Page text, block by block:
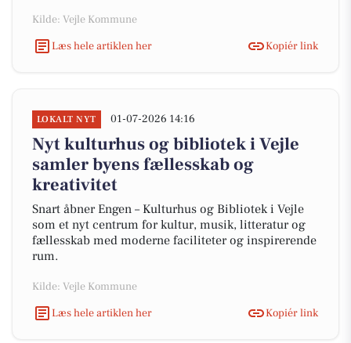
Kilde: Vejle Kommune
Læs hele artiklen her
Kopiér link
LOKALT NYT 01-07-2026 14:16
Nyt kulturhus og bibliotek i Vejle
samler byens fællesskab og
kreativitet
Snart åbner Engen – Kulturhus og Bibliotek i Vejle
som et nyt centrum for kultur, musik, litteratur og
fællesskab med moderne faciliteter og inspirerende
rum.
Kilde: Vejle Kommune
Læs hele artiklen her
Kopiér link